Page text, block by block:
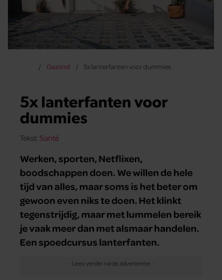
Gezond 5x lanterfanten voor dummies
5x lanterfanten voor
dummies
Tekst: Santé
Werken, sporten, Netflixen,
boodschappen doen. We willen de hele
tijd van alles, maar soms is het beter om
gewoon even niks te doen. Het klinkt
tegenstrijdig, maar met lummelen bereik
je vaak meer dan met alsmaar handelen.
Een spoedcursus lanterfanten.